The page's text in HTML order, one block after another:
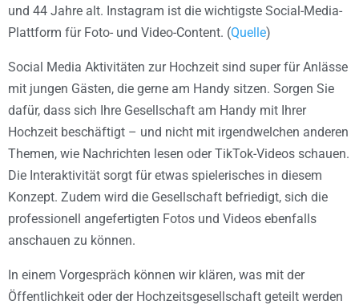
und 44 Jahre alt. Instagram ist die wichtigste Social-Media-
Plattform für Foto- und Video-Content. (Quelle)
Social Media Aktivitäten zur Hochzeit sind super für Anlässe
mit jungen Gästen, die gerne am Handy sitzen. Sorgen Sie
dafür, dass sich Ihre Gesellschaft am Handy mit Ihrer
Hochzeit beschäftigt – und nicht mit irgendwelchen anderen
Themen, wie Nachrichten lesen oder TikTok-Videos schauen.
Die Interaktivität sorgt für etwas spielerisches in diesem
Konzept. Zudem wird die Gesellschaft befriedigt, sich die
professionell angefertigten Fotos und Videos ebenfalls
anschauen zu können.
In einem Vorgespräch können wir klären, was mit der
Öffentlichkeit oder der Hochzeitsgesellschaft geteilt werden